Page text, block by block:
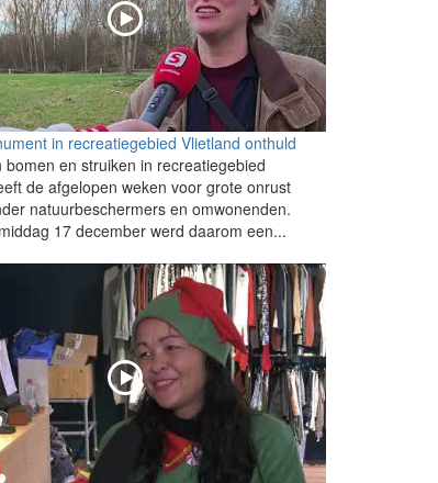
in recreatiegebied Vlietland onthuld
bomen en struiken in recreatiegebied
de afgelopen weken voor grote onrust
natuurbeschermers en omwonenden.
17 december werd daarom een...